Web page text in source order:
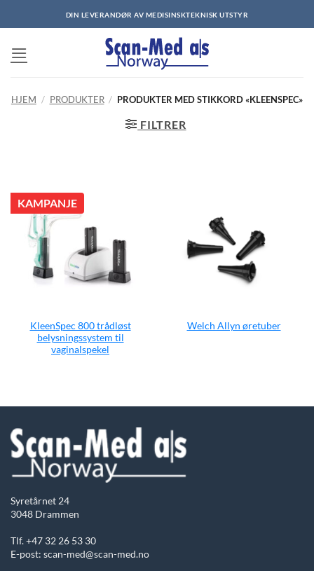
to
DIN LEVERANDØR AV MEDISINSKTEKNISK UTSTYR
HJEM / PRODUKTER / PRODUKTER MED STIKKORD «KLEENSPEC»
FILTRER
KAMPANJE
KleenSpec 800 trådløst
belysningssystem til
vaginalspekel
Welch Allyn øretuber
Syretårnet 24
3048 Drammen
Tlf. +47 32 26 53 30
E-post: scan-med@scan-med.no